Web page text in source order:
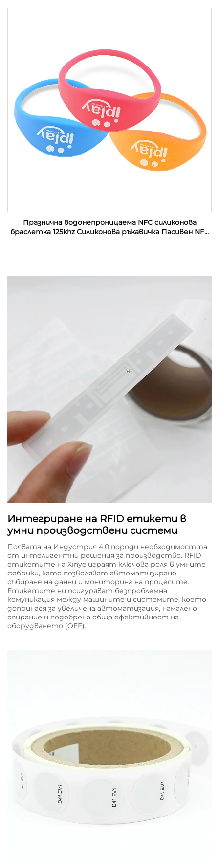
Празнична водонепроницаема NFC силиконова
браслетка 125khz Силиконова ръкавичка Пасивен NFC
Интегриране на RFID етикети в
умни производствени системи
Появата на Индустрия 4.0 породи необходимостта
от интелигентни решения за производство. RFID
етикетите на Xinye играят ключова роля в умните
фабрики, като позволяват автоматизирано
събиране на данни и мониторинг на процесите.
Етикетите ни осигуряват безпроблемна
комуникация между машините и системите, което
допринася за увеличена автоматизация, намалено
спирание и подобрена обща ефективност на
оборудването (OEE).